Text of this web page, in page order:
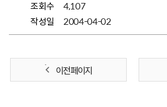
조회수
4,107
작성일
2004-04-02
이전 페이지